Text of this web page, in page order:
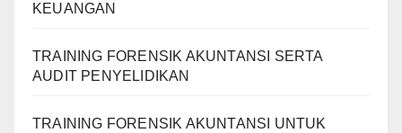
KEUANGAN
TRAINING FORENSIK AKUNTANSI SERTA
AUDIT PENYELIDIKAN
TRAINING FORENSIK AKUNTANSI UNTUK